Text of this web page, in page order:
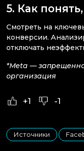
5. Как
Смотреть на
конверсии.
отключать
*Meta —
организация
+1 -1
Источники
,